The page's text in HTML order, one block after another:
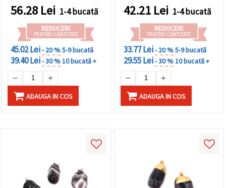
asortat
56.28 Lei 1-4 bucată
REDUCERI
PENTRU CANTITATE
45.02 Lei- 20 %5-9 bucată
39.40 Lei- 30 %10 bucată +
ADAUGA IN COS
42.21 Lei 1-4 bucată
REDUCERI
PENTRU CANTITATE
33.77 Lei- 20 %5-9 bucată
29.55 Lei- 30 %10 bucată +
ADAUGA IN COS